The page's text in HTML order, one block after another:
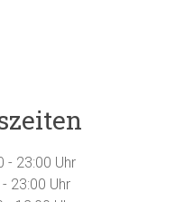
- 23:00 Uhr
23:00 Uhr